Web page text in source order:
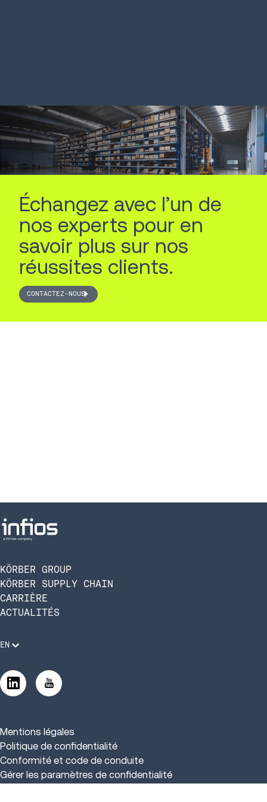
Échangez avec l’un de
nos experts pour en
savoir plus sur nos
réussites clients.
CONTACTEZ-NOUS
KÖRBER GROUP
KÖRBER SUPPLY CHAIN
CARRIÈRE
ACTUALITÉS
EN
Mentions légales
Politique de confidentialité
Conformité et code de conduite
Gérer les paramètres de confidentialité